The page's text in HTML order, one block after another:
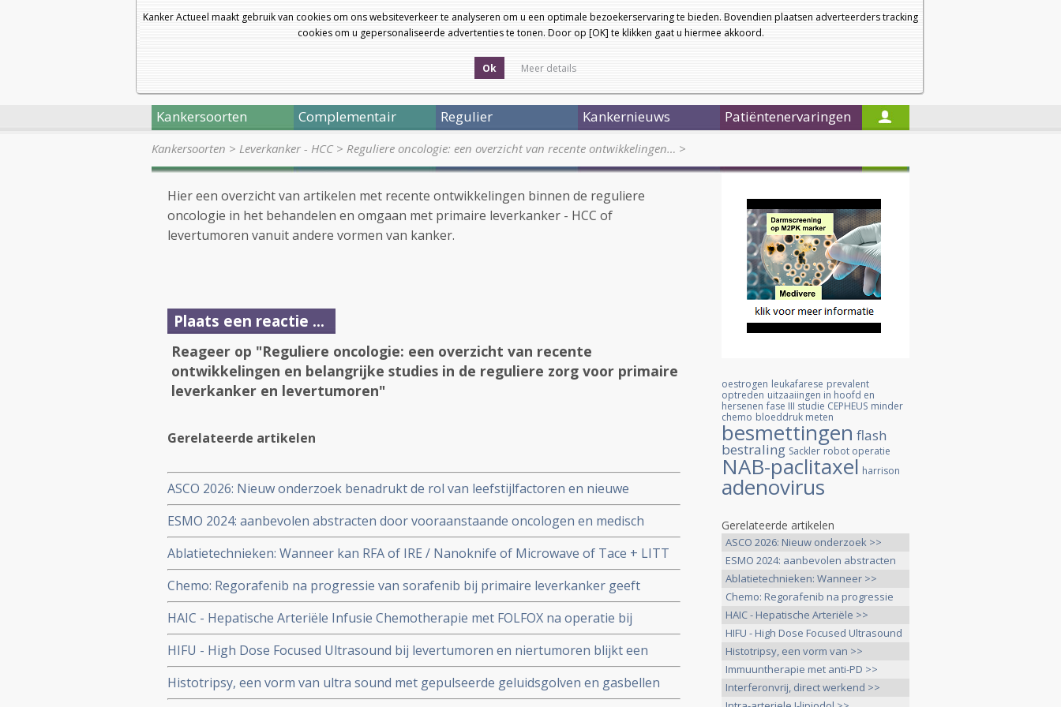
Kanker Actueel maakt gebruik van cookies om ons websiteverkeer te analyseren om u een optimale bezoekerservaring te bieden. Bovendien plaatsen adverteerders tracking
cookies om u gepersonaliseerde advertenties te tonen. Door op [OK] te klikken gaat u hiermee akkoord.
Ok Meer details
a
a
Nieuwsbrief
Startpagina
Kankersoorten Complementair Regulier Kankernieuws Patiëntenervaringen
Kankersoorten > Leverkanker - HCC > Reguliere oncologie: een overzicht van recente ontwikkelingen… >
Hier een overzicht van artikelen met recente ontwikkelingen binnen de reguliere
oncologie in het behandelen en omgaan met primaire leverkanker - HCC of
levertumoren vanuit andere vormen van kanker.
Plaats een reactie ...
Reageer op "Reguliere oncologie: een overzicht van recente
ontwikkelingen en belangrijke studies in de reguliere zorg voor primaire
leverkanker en levertumoren"
Gerelateerde artikelen
ASCO 2026: Nieuw onderzoek benadrukt de rol van leefstijlfactoren en nieuwe
behandelstrategieën in de kankerzorg.
ESMO 2024: aanbevolen abstracten door vooraanstaande oncologen en medisch
specialisten gerelateerd aan studies bij spijsverteringskanker waaronder vormen van
darmkanker, alvleesklierkanker, slokdarmkanker, leverkanker en maagkanker copy 1
copy 1
Ablatietechnieken: Wanneer kan RFA of IRE / Nanoknife of Microwave of Tace + LITT
of combinaties ervan het beste worden toegepast bij levertumoren?
Chemo: Regorafenib na progressie van sorafenib bij primaire leverkanker geeft
verbeterde mediane overall overleving (7.8 vs 10.6 maanden) maar met veel meer
bijwerkingen.
HAIC - Hepatische Arteriële Infusie Chemotherapie met FOLFOX na operatie bij
primaire leverkanker met microvasculaire invasie verdubbelt mediane overall
overleving van 10 maanden naar 20 maanden.
HIFU - High Dose Focused Ultrasound bij levertumoren en niertumoren blijkt een
veilig en met een beter resultaat, significant minder bij effecten, uit te voeren
behandeling, blijkt uit een gerandomiseerde fase II studie.
Histotripsy, een vorm van ultra sound met gepulseerde geluidsgolven en gasbellen
blijkt uitstekende, veilige en niet invasieve techniek voor eliminatie van levertumoren,
oestrogen leukafarese prevalent
optreden uitzaaiingen in hoofd en
hersenen fase III studie CEPHEUS minder
chemo bloeddruk meten
besmettingen flash
bestraling Sackler robot operatie
NAB-paclitaxel harrison
adenovirus
Gerelateerde artikelen
ASCO 2026: Nieuw onderzoek >>
ESMO 2024: aanbevolen abstracten
>>
Ablatietechnieken: Wanneer >>
Chemo: Regorafenib na progressie
>>
HAIC - Hepatische Arteriële >>
HIFU - High Dose Focused Ultrasound
>>
Histotripsy, een vorm van >>
Immuuntherapie met anti-PD >>
Interferonvrij, direct werkend >>